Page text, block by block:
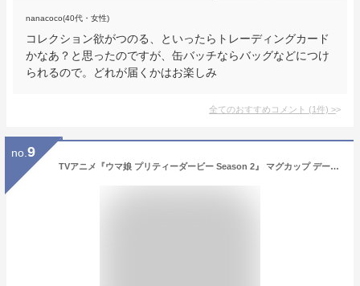
nanacoco(40代・女性)
コレクション欲がつのる、といったらトレーディングカード
かなあ？と思ったのですが、缶バッチならバッグなどにつけ
られるので。どれが届くかはお楽しみ
全てのおすすめコメント (1件) >
no. 9
TVアニメ『ウマ娘 プリティーダービー Season 2』 マグカップ デート ver.[コンテンツシード]《01月予約》